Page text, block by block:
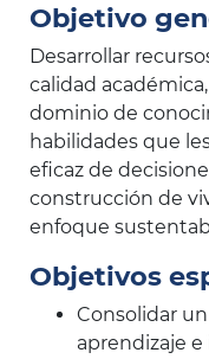
Objetivo
Desarrollar
calidad
dominio de
habilidades que
eficaz de
construcción de
enfoque
Objetivos
Consolidar
aprendizaje